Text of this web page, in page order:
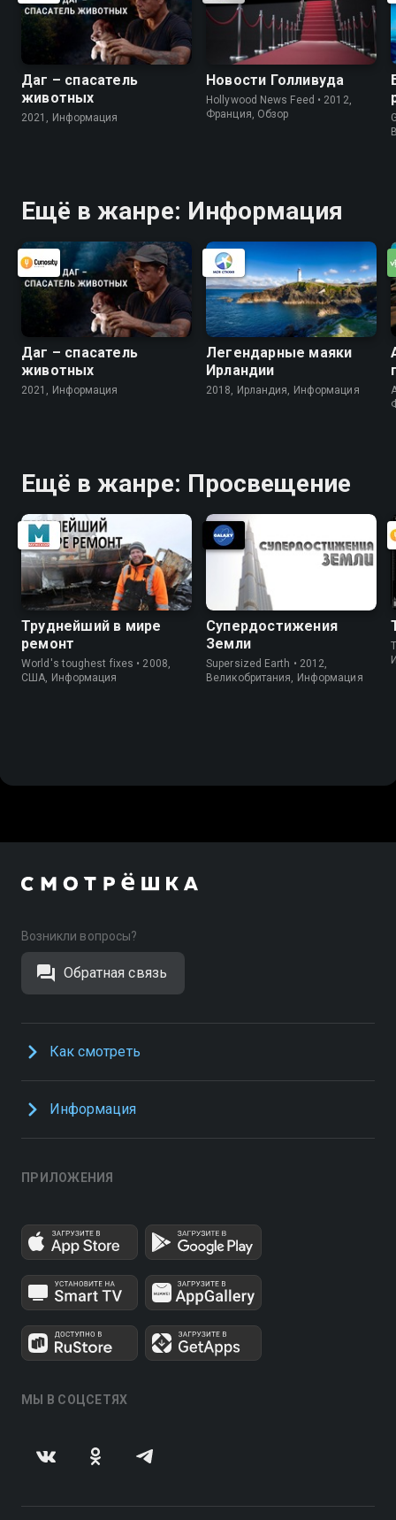
Даг – спасатель
животных
2021, Информация
Новости Голливуда
Hollywood News Feed • 2012,
Франция, Обзор
Ещё в жанре: Информация
Даг – спасатель
животных
2021, Информация
Легендарные маяки
Ирландии
2018, Ирландия, Информация
Ещё в жанре: Просвещение
Труднейший в мире
ремонт
World's toughest fixes • 2008,
США, Информация
Супердостижения
Земли
Supersized Earth • 2012,
Великобритания, Информация
Возникли вопросы?
Обратная связь
Как смотреть
Информация
ПРИЛОЖЕНИЯ
МЫ В СОЦСЕТЯХ